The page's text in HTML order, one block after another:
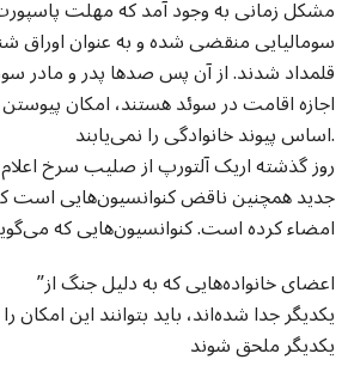
مشكل زمانی به وجود آمد كه مهلت
سومالیایی منقضى شده و به عنوان اوراق
قلمداد شدند. از آن پس صدها پدر و مادر
اجازه اقامت در سوئد هستند، امکان
اساس پیوند خانوادگی را نمی‌یابند.
روز گذشته اریک آلتورپ از صليب سرخ
جديد همچنين ناقض كنوانسيون‌هایی است كه
امضاء كرده است. كنوانسيون‌هایی كه
_
یکدیگر جدا شده‌اند، باید بتوانند این امکان
یکدیگر ملحق شوند